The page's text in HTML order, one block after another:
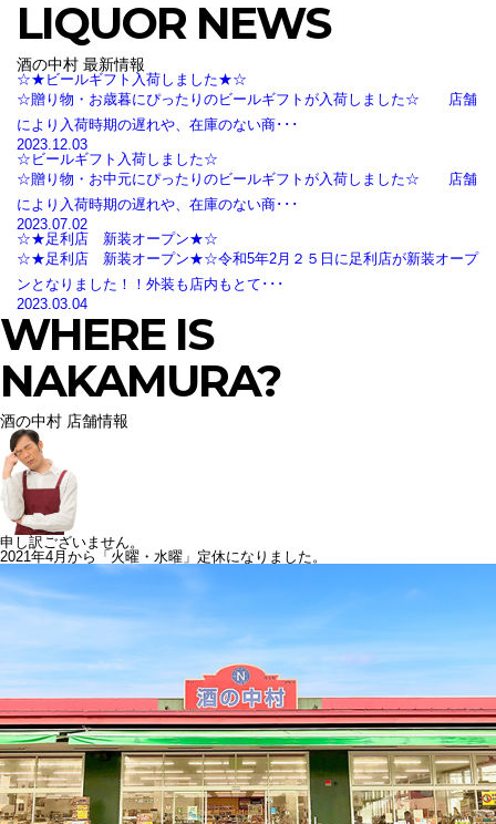
LIQUOR NEWS
酒の中村 最新情報
☆★ビールギフト入荷しました★☆
☆贈り物・お歳暮にぴったりのビールギフトが入荷しました☆ 店舗
により入荷時期の遅れや、在庫のない商･･･
2023.12.03
☆ビールギフト入荷しました☆
☆贈り物・お中元にぴったりのビールギフトが入荷しました☆ 店舗
により入荷時期の遅れや、在庫のない商･･･
2023.07.02
☆★足利店 新装オープン★☆
☆★足利店 新装オープン★☆令和5年2月２５日に足利店が新装オープ
ンとなりました！！外装も店内もとて･･･
2023.03.04
WHERE IS
NAKAMURA?
酒の中村 店舗情報
申し訳ございません。
2021年4月から「火曜・水曜」定休になりました。